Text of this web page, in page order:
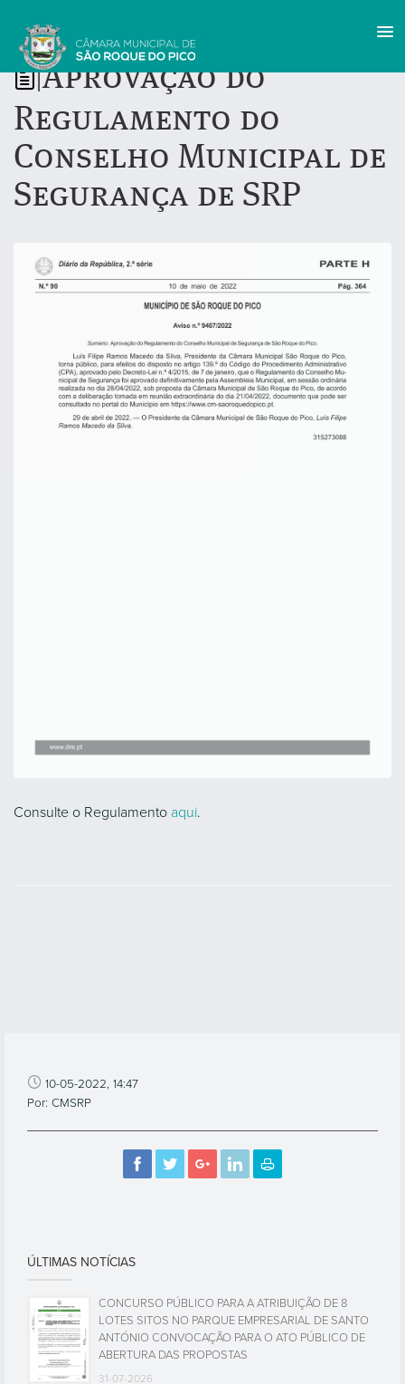
Aprovação do
Regulamento do
Conselho Municipal de
Segurança de SRP
Consulte o Regulamento aqui.
10-05-2022, 14:47
Por: CMSRP
ÚLTIMAS NOTÍCIAS
CONCURSO PÚBLICO PARA A ATRIBUIÇÃO DE 8
LOTES SITOS NO PARQUE EMPRESARIAL DE SANTO
ANTÓNIO CONVOCAÇÃO PARA O ATO PÚBLICO DE
ABERTURA DAS PROPOSTAS
31-07-2026